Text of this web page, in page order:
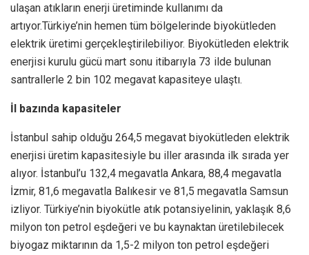
ulaşan atıkların enerji üretiminde kullanımı da
artıyor.Türkiye’nin hemen tüm bölgelerinde biyokütleden
elektrik üretimi gerçekleştirilebiliyor. Biyokütleden elektrik
enerjisi kurulu gücü mart sonu itibarıyla 73 ilde bulunan
santrallerle 2 bin 102 megavat kapasiteye ulaştı.
İl bazında kapasiteler
İstanbul sahip olduğu 264,5 megavat biyokütleden elektrik
enerjisi üretim kapasitesiyle bu iller arasında ilk sırada yer
alıyor. İstanbul’u 132,4 megavatla Ankara, 88,4 megavatla
İzmir, 81,6 megavatla Balıkesir ve 81,5 megavatla Samsun
izliyor. Türkiye’nin biyokütle atık potansiyelinin, yaklaşık 8,6
milyon ton petrol eşdeğeri ve bu kaynaktan üretilebilecek
biyogaz miktarının da 1,5-2 milyon ton petrol eşdeğeri